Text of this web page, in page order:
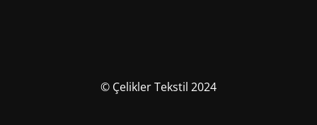
© Çelikler Tekstil 2024